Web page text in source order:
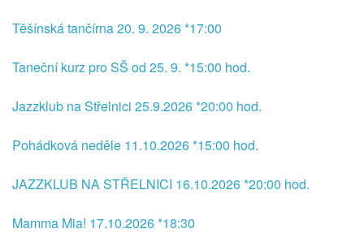
Těšínská tančírna 20. 9. 2026 *17:00
Taneční kurz pro SŠ od 25. 9. *15:00 hod.
Jazzklub na Střelnici 25.9.2026 *20:00 hod.
Pohádková neděle 11.10.2026 *15:00 hod.
JAZZKLUB NA STŘELNICI 16.10.2026 *20:00 hod.
Mamma Mia! 17.10.2026 *18:30